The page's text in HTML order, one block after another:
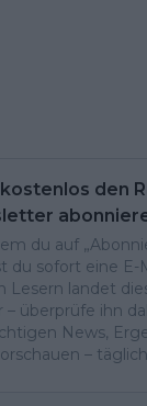
den
du auf
du sofort eine E-
Lesern landet
– überprüfe ihn
News,
–